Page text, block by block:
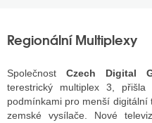
Regionální Multiplexy
Společnost Czech Digital
terestrický multiplex 3,
podmínkami pro menší
zemské vysílače. Nové